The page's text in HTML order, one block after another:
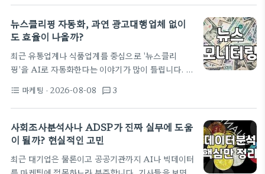
회 수는 한 자릿수에 머물렀고, 주변 맛집들은 어떻게
저렇게 상단에 있는지 의문만 커지더군요. 그때 접한
게 소위 말하는 '리워드 트래픽'이나 순위 조작 광고였
가 적지 않은 수업료만 날렸습니다. 직접 겪어본 리워
드 트래픽의 실체 처음엔 월 20~30만 원 정도면 랭킹
이 올라간다는 말에 혹했습니다. 업체는 마치 과학적
뉴스클리핑 자동화, 과연 광고대행업체 없이
도 효율이 나올까?
최근 유통업계나 식품업계를 중심으로 '뉴스클리
핑'을 AI로 자동화한다는 이야기가 많이 들립니다. 4
면, 저처럼 매일 아침 언론 모니터링에 1~2시간씩 쏟
는 실무자 입장에서는 솔깃할 수밖에 없죠. 하지만 실
제 현장에서 겪어보면 이야기는 조금 다릅니다. 제가
작년에 브랜드 평판 관리를 위해 뉴스클리핑 자동화
기대만큼 완벽하지 않았습니다. 툴 도입 전후의 현실
format_list_bulleted 마케팅 · 2026-08-08 textsms 3
사회조사분석사나 ADSP가 진짜 실무에 도움
이 될까? 현실적인 고민
최근 대기업은 물론이고 공공기관까지 AI나 빅데이터